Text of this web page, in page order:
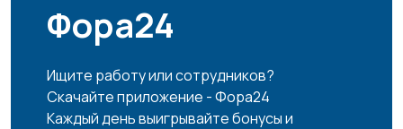
Фора24
Ищите работу или сотрудников?
Скачайте приложение - Фора24
Каждый день выигрывайте бонусы и